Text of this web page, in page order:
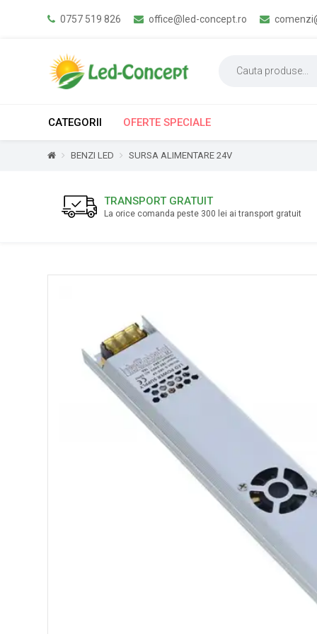
0757 519 826 office@led-concept.ro
CATEGORII OFERTE SPECIALE
BENZI LED SURSA ALIMENTARE 24V
TRANSPORT GRATUIT
La orice comanda peste 300 lei ai transport gratuit